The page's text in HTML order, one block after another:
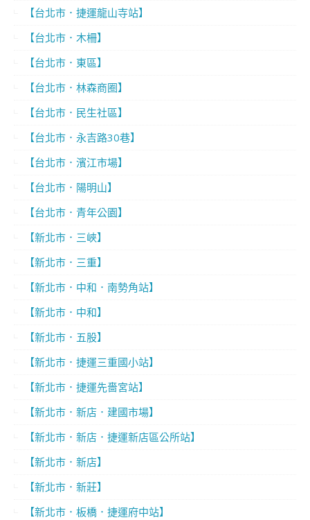
【台北市．捷運龍山寺站】
【台北市．木柵】
【台北市．東區】
【台北市．林森商圈】
【台北市．民生社區】
【台北市．永吉路30巷】
【台北市．濱江市場】
【台北市．陽明山】
【台北市．青年公園】
【新北市．三峽】
【新北市．三重】
【新北市．中和．南勢角站】
【新北市．中和】
【新北市．五股】
【新北市．捷運三重國小站】
【新北市．捷運先嗇宮站】
【新北市．新店．建國市場】
【新北市．新店．捷運新店區公所站】
【新北市．新店】
【新北市．新莊】
【新北市．板橋．捷運府中站】